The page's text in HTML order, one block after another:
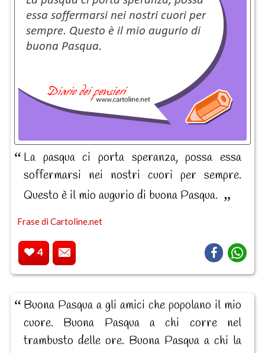
La pasqua ci porta speranza, possa essa
soffermarsi nei nostri cuori per sempre.
Questo è il mio augurio di buona Pasqua.
Frase di Cartoline.net
4
Buona Pasqua a gli amici che popolano il mio
cuore. Buona Pasqua a chi corre nel
trambusto delle ore. Buona Pasqua a chi la